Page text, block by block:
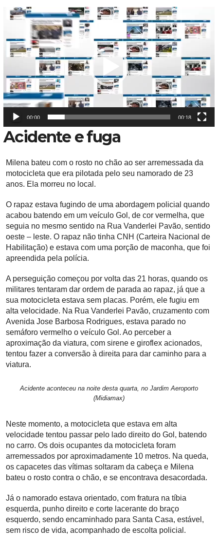
c
o
r
d
í
d
e
o
00:00 00:18
Acidente e fuga
Milena bateu com o rosto no chão ao ser arremessada da
motocicleta que era pilotada pelo seu namorado de 23
anos. Ela morreu no local.
O rapaz estava fugindo de uma abordagem policial quando
acabou batendo em um veículo Gol, de cor vermelha, que
seguia no mesmo sentido na Rua Vanderlei Pavão, sentido
oeste – leste. O rapaz não tinha CNH (Carteira Nacional de
Habilitação) e estava com uma porção de maconha, que foi
apreendida pela polícia.
A perseguição começou por volta das 21 horas, quando os
militares tentaram dar ordem de parada ao rapaz, já que a
sua motocicleta estava sem placas. Porém, ele fugiu em
alta velocidade. Na Rua Vanderlei Pavão, cruzamento com
Avenida Jose Barbosa Rodrigues, estava parado no
semáforo vermelho o veículo Gol. Ao perceber a
aproximação da viatura, com sirene e giroflex acionados,
tentou fazer a conversão à direita para dar caminho para a
viatura.
Acidente aconteceu na noite desta quarta, no Jardim Aeroporto
(Midiamax)
Neste momento, a motocicleta que estava em alta
velocidade tentou passar pelo lado direito do Gol, batendo
no carro. Os dois ocupantes da motocicleta foram
arremessados por aproximadamente 10 metros. Na queda,
os capacetes das vítimas soltaram da cabeça e Milena
bateu o rosto contra o chão, e se encontrava desacordada.
Já o namorado estava orientado, com fratura na tíbia
esquerda, punho direito e corte lacerante do braço
esquerdo, sendo encaminhado para Santa Casa, estável,
sem risco de vida, acompanhado de escolta policial.